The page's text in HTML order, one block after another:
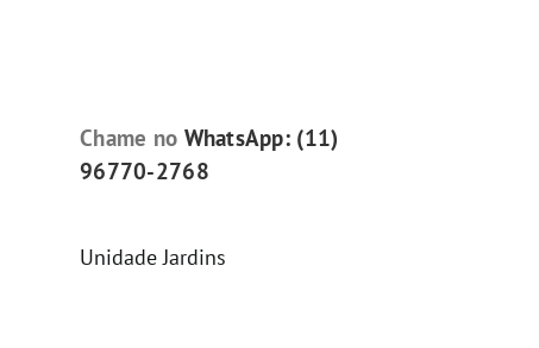
Chame no WhatsApp: (11)
96770-2768
Unidade Jardins